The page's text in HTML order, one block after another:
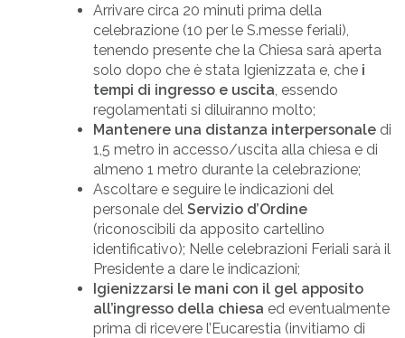
Arrivare circa 20 minuti prima della
celebrazione (10 per le S.messe feriali),
tenendo presente che la Chiesa sarà aperta
solo dopo che è stata Igienizzata e, che i
tempi di ingresso e uscita , essendo
regolamentati si diluiranno molto;
Mantenere una distanza interpersonale di
1,5 metro in accesso/uscita alla chiesa e di
almeno 1 metro durante la celebrazione;
Ascoltare e seguire le indicazioni del
personale del Servizio d’Ordine
(riconoscibili da apposito cartellino
identificativo); Nelle celebrazioni Feriali sarà il
Presidente a dare le indicazioni;
Igienizzarsi le mani con il gel apposito
all’ingresso della chiesa ed eventualmente
prima di ricevere l’Eucarestia (invitiamo di